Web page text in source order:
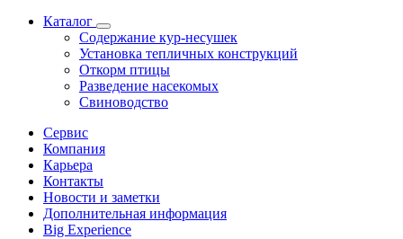
Каталог
Содержание кур-несушек
Установка тепличных конструкций
Откорм птицы
Разведение насекомых
Свиноводство
Сервис
Компания
Карьера
Контакты
Новости и заметки
Дополнительная информация
Big Experience